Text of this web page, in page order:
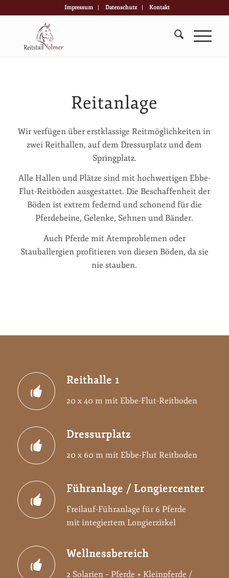
Impressum Datenschutz Kontakt
Reitanlage
Wir verfügen über erstklassige Reitmöglichkeiten in
zwei Reithallen, auf dem Dressurplatz und dem
Springplatz.
Alle Hallen und Plätze sind mit hochwertigen Ebbe-
Flut-Reitböden ausgestattet. Die Beschaffenheit der
Böden ist extrem federnd und schonend für die
Pferdebeine, Gelenke, Sehnen und Bänder.
Auch Pferde mit Atemproblemen oder
Stauballergien profitieren von diesen Böden, da sie
nie stauben.
Reithalle 1
20 x 40 m mit Ebbe-Flut-Reitboden
Dressurplatz
20 x 60 m mit Ebbe-Flut Reitboden
Führanlage / Longiercenter
Freilauf-Führanlage für 6 Pferde
mit integiertem Longierzirkel
Wellnessbereich
2 Solarien – Pferde + Kleinpferde /